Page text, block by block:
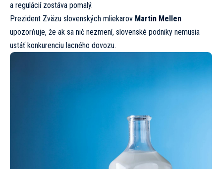
a regulácií zostáva pomalý.
Prezident Zväzu slovenských mliekarov Martin Mellen
upozorňuje, že ak sa nič nezmení, slovenské podniky nemusia
ustáť konkurenciu lacného dovozu.